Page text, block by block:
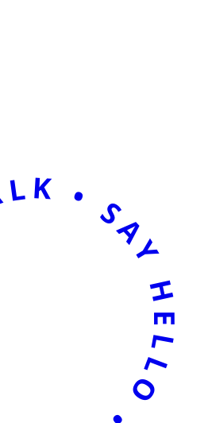
TALK • SAY HELLO •